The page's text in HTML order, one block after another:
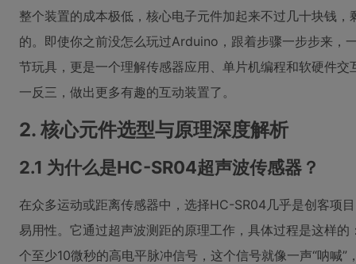
整个装置的成本极低，核心电子元件加起来不过几十块钱
的。即使你之前没怎么玩过Arduino，跟着步骤一步步来，
节玩具，更是一个理解传感器应用、单片机编程和软硬件
一反三，做出更多有趣的互动装置了。
2. 核心元件选型与原理深度解析
2.1 为什么是HC-SR04超声波传感器？
在众多运动或距离传感器中，选择HC-SR04几乎是创客项
易用性。它通过超声波测距的原理工作，具体过程是这样的
个至少10微秒的高电平脉冲信号，这个信号就像一声“呐喊